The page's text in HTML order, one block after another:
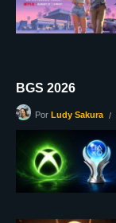
BGS 2026
Por Ludy Sakura